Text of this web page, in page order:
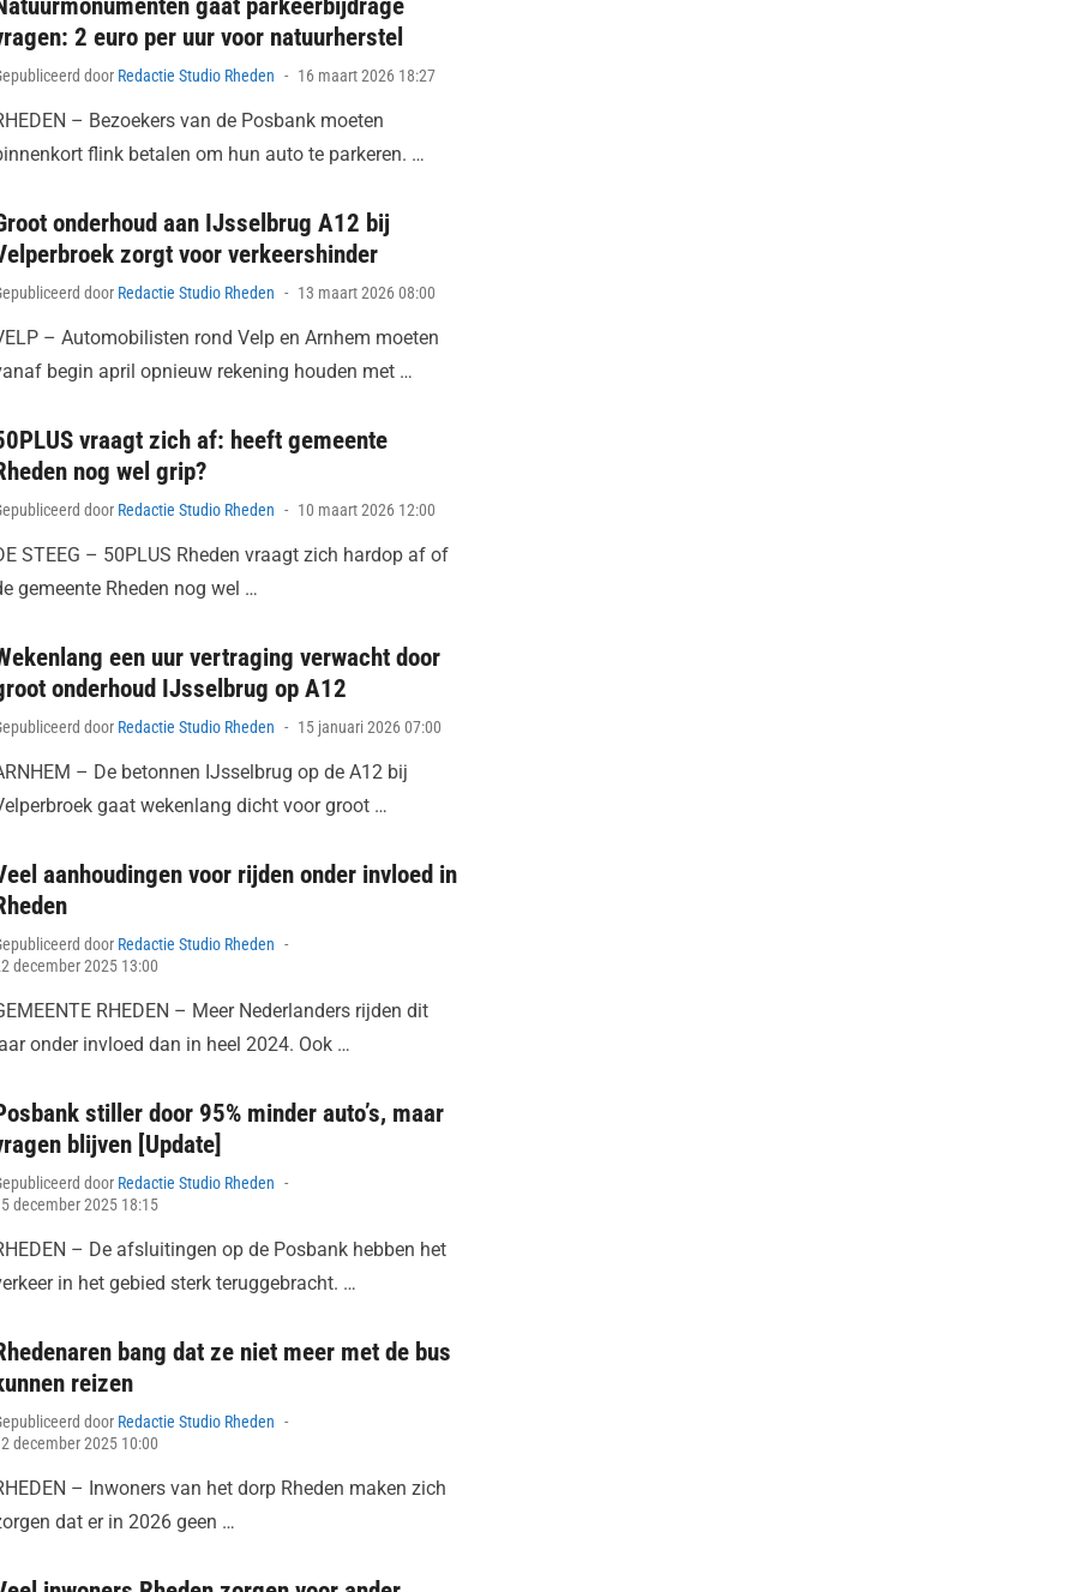
gaat parkeerbijdrage
2 euro per uur voor natuurherstel
door Redactie Studio Rheden
Posted
16 maart 2026 18:27
– Bezoekers van de Posbank moeten
flink betalen om hun auto te parkeren. …
onderhoud aan IJsselbrug A12 bij
zorgt voor verkeershinder
door Redactie Studio Rheden
Posted
13 maart 2026 08:00
– Automobilisten rond Velp en Arnhem moeten
begin april opnieuw rekening houden met …
vraagt zich af: heeft gemeente
nog wel grip?
door Redactie Studio Rheden
Posted
10 maart 2026 12:00
STEEG – 50PLUS Rheden vraagt zich hardop af of
gemeente Rheden nog wel …
een uur vertraging verwacht door
onderhoud IJsselbrug op A12
door Redactie Studio Rheden
Posted
15 januari 2026 07:00
– De betonnen IJsselbrug op de A12 bij
gaat wekenlang dicht voor groot …
aanhoudingen voor rijden onder invloed in
door Redactie Studio Rheden
december 2025 13:00
RHEDEN – Meer Nederlanders rijden dit
onder invloed dan in heel 2024. Ook …
stiller door 95% minder auto’s, maar
blijven [Update]
door Redactie Studio Rheden
december 2025 18:15
– De afsluitingen op de Posbank hebben het
in het gebied sterk teruggebracht. …
bang dat ze niet meer met de bus
reizen
door Redactie Studio Rheden
december 2025 10:00
– Inwoners van het dorp Rheden maken zich
dat er in 2026 geen …